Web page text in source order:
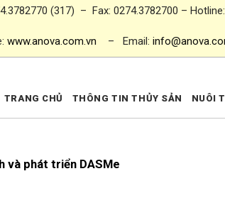
(317) – Fax: 0274.3782700 –
www.anova.com.vn – Email:
và phát triển DASMe
TRANG CHỦ THÔNG TIN THỦY SẢN NUÔI